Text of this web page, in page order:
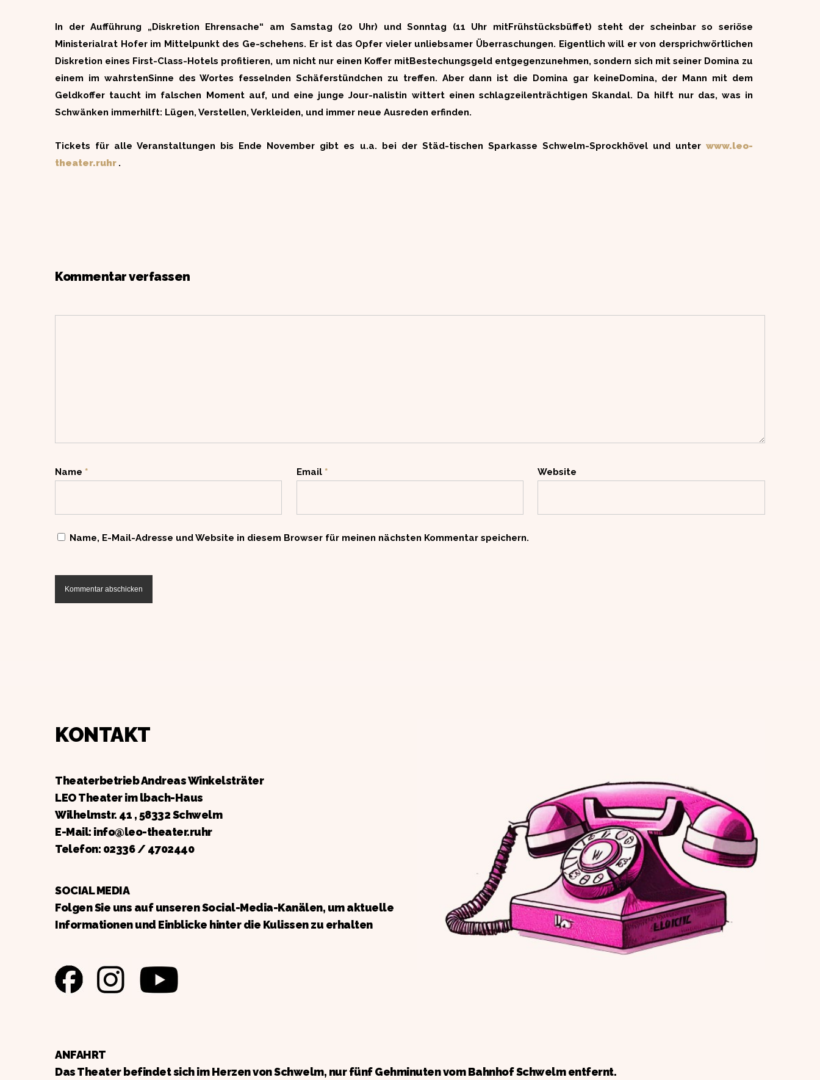
In der Aufführung „Diskretion Ehrensache“ am Samstag (20 Uhr) und Sonntag (11 Uhr mitFrühstücksbüffet) steht der scheinbar so seriöse
Ministerialrat Hofer im Mittelpunkt des Ge-schehens. Er ist das Opfer vieler unliebsamer Überraschungen. Eigentlich will er von dersprichwörtlichen
Diskretion eines First-Class-Hotels profitieren, um nicht nur einen Koffer mitBestechungsgeld entgegenzunehmen, sondern sich mit seiner Domina zu
einem im wahrstenSinne des Wortes fesselnden Schäferstündchen zu treffen. Aber dann ist die Domina gar keineDomina, der Mann mit dem
Geldkoffer taucht im falschen Moment auf, und eine junge Jour-nalistin wittert einen schlagzeilenträchtigen Skandal. Da hilft nur das, was in
Schwänken immerhilft: Lügen, Verstellen, Verkleiden, und immer neue Ausreden erfinden.
Tickets für alle Veranstaltungen bis Ende November gibt es u.a. bei der Städ-tischen Sparkasse Schwelm-Sprockhövel und unter www.leo-
theater.ruhr .
Kommentar verfassen
Name * Email * Website
Name, E-Mail-Adresse und Website in diesem Browser für meinen nächsten Kommentar speichern.
KONTAKT
Theaterbetrieb Andreas Winkelsträter
LEO Theater im lbach-Haus
Wilhelmstr. 41 , 58332 Schwelm
E-Mail: info@leo-theater.ruhr
Telefon: 02336 / 4702440
SOCIAL MEDIA
Folgen Sie uns auf unseren Social-Media-Kanälen, um aktuelle
Informationen und Einblicke hinter die Kulissen zu erhalten
ANFAHRT
Das Theater befindet sich im Herzen von Schwelm, nur fünf Gehminuten vom Bahnhof Schwelm entfernt.